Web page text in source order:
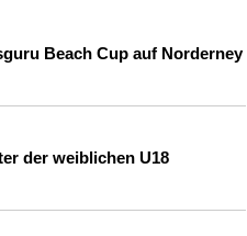
Beach Cup auf Norderney
der weiblichen U18